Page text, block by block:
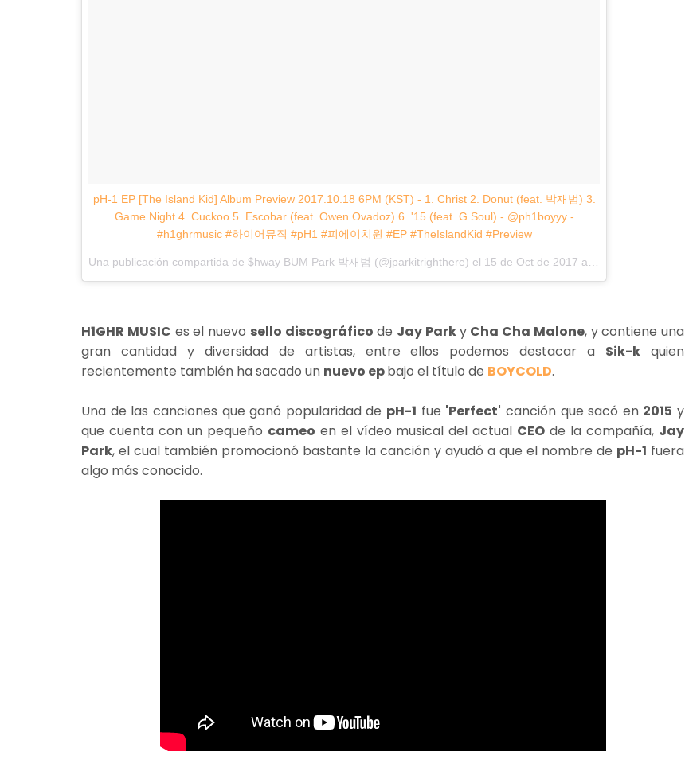
pH-1 EP [The Island Kid] Album Preview 2017.10.18 6PM (KST) - 1. Christ 2. Donut (feat. 박재범) 3.
Game Night 4. Cuckoo 5. Escobar (feat. Owen Ovadoz) 6. '15 (feat. G.Soul) - @ph1boyyy -
#h1ghrmusic #하이어뮤직 #pH1 #피에이치원 #EP #TheIslandKid #Preview
Una publicación compartida de $hway BUM Park 박재범 (@jparkitrighthere) el 15 de Oct de 2017 a la(s) 2:37 PDT
H1GHR MUSIC es el nuevo sello discográfico de Jay Parky Cha Cha Malone, y contiene una
gran cantidad y diversidad de artistas, entre ellos podemos destacar a Sik-k quien
recientemente también ha sacado un nuevo epbajo el título de BOYCOLD.
Una de las canciones que ganó popularidad de pH-1 fue 'Perfect' canción que sacó en 2015 y
que cuenta con un pequeño cameo en el vídeo musical del actual CEO de la compañía, Jay
Park, el cual también promocionó bastante la canción y ayudó a que el nombre de pH-1 fuera
algo más conocido.